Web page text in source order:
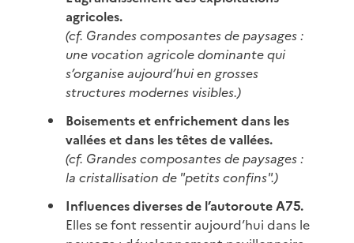
agricoles.
(cf. Grandes composantes de paysages :
une vocation agricole dominante qui
s’organise aujourd’hui en grosses
structures modernes visibles.)
Boisements et enfrichement dans les
vallées et dans les têtes de vallées.
(cf. Grandes composantes de paysages :
la cristallisation de "petits confins".)
Influences diverses de l’autoroute A75.
Elles se font ressentir aujourd’hui dans le